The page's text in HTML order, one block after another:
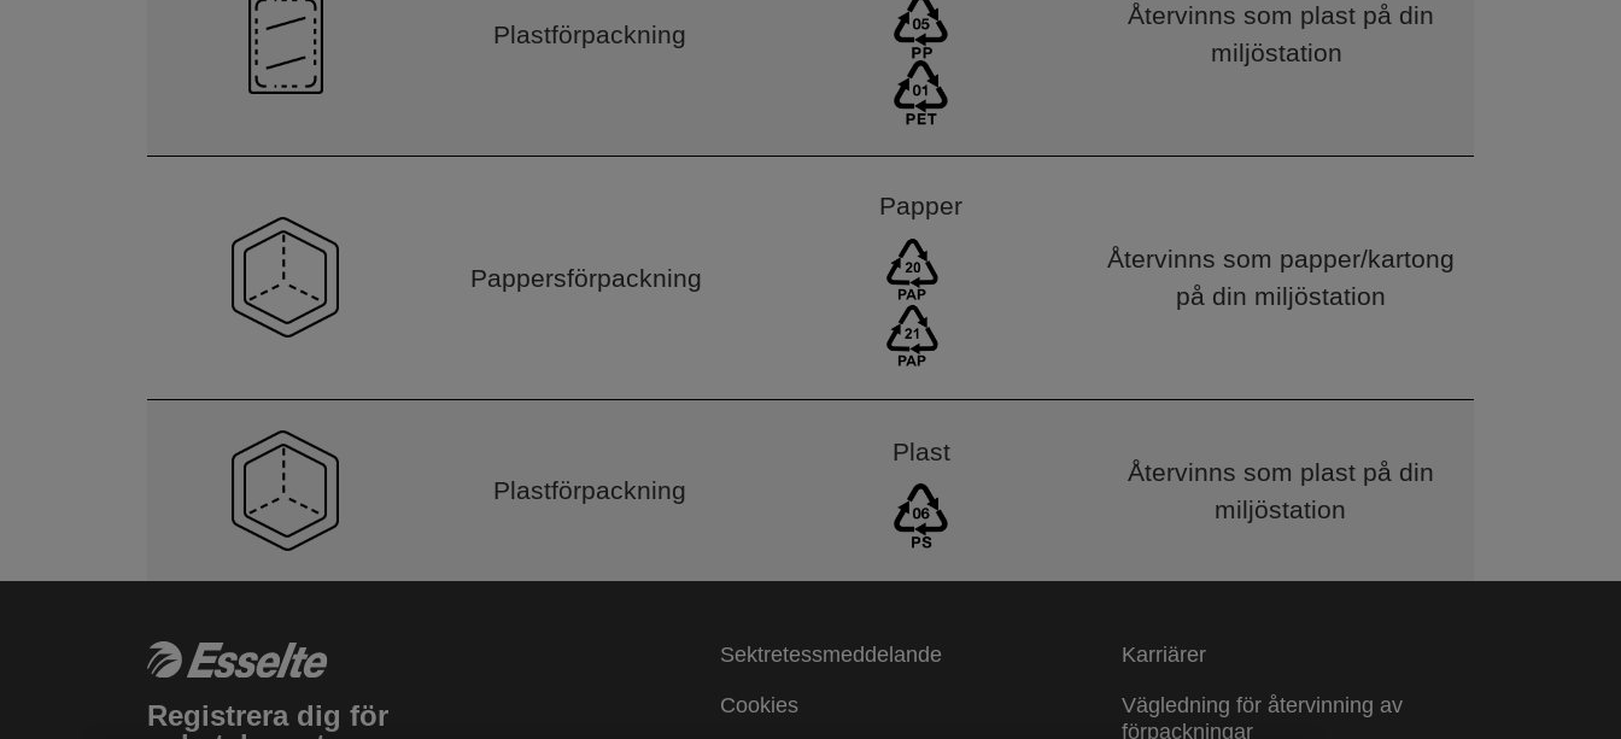
Plastförpackning
Återvinns som plast på din
miljöstation
Pappersförpackning
Papper
Återvinns som papper/kartong
på din miljöstation
Plastförpackning
Plast
Återvinns som plast på din
miljöstation
Registrera dig för
Sektretessmeddelande
Cookies
Karriärer
Vägledning för återvinning av
förpackningar